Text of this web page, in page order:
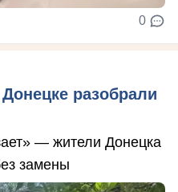
0
разобрали
— жители Донецка
замены